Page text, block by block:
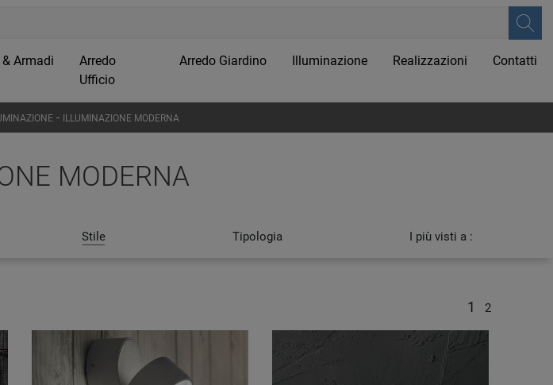
Armadi
Arredo
Ufficio
Arredo Giardino Illuminazione Realizzazioni Contatti
- ILLUMINAZIONE MODERNA
MODERNA
Stile Tipologia I più visti a :
1 2